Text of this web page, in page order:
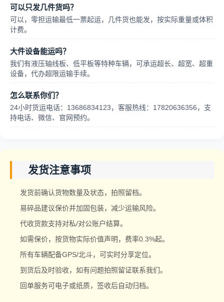
可以只发几件货吗？
可以，零担运输最低一票起运，几件货也能发，按实际重量或体积
计费。
大件设备能运吗？
我们有液压轴线板、低平板等特种车辆，可承运超长、超宽、超重
设备，代办超限运输手续。
怎么联系你们？
24小时货运电话：13686834123，客服热线：17820636356，支
持电话、微信、官网预约。
发货注意事项
发货前确认货物数量及状态，拍照留档。
易碎品建议保价并加固包装，减少运输风险。
代收货款支持对私/对公账户结算。
如需保价，按货物实际价值声明，费率0.3%起。
所有车辆配备GPS/北斗，可实时分享定位。
到货后及时验收，如有问题拍照留证联系我们。
回单服务可电子或纸质，签收后自动归档。